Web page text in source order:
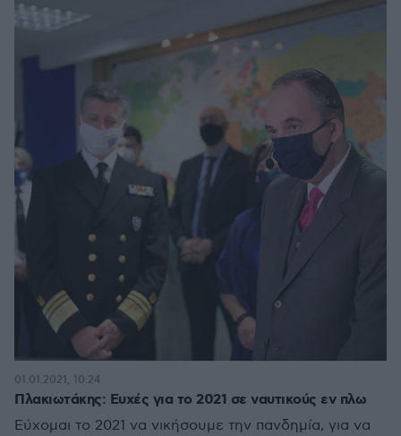
Πλακιωτάκης: Ευχές για το 2021 σε ναυτικούς εν πλω
Εύχομαι το 2021 να νικήσουμε την πανδημία, για να
01.01.2021, 10:24